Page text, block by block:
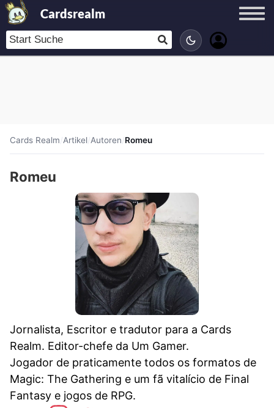
Cardsrealm
Cards Realm/Artikel/Autoren/Romeu
Romeu
Jornalista, Escritor e tradutor para a Cards
Realm. Editor-chefe da Um Gamer.
Jogador de praticamente todos os formatos de
Magic: The Gathering e um fã vitalício de Final
Fantasy e jogos de RPG.